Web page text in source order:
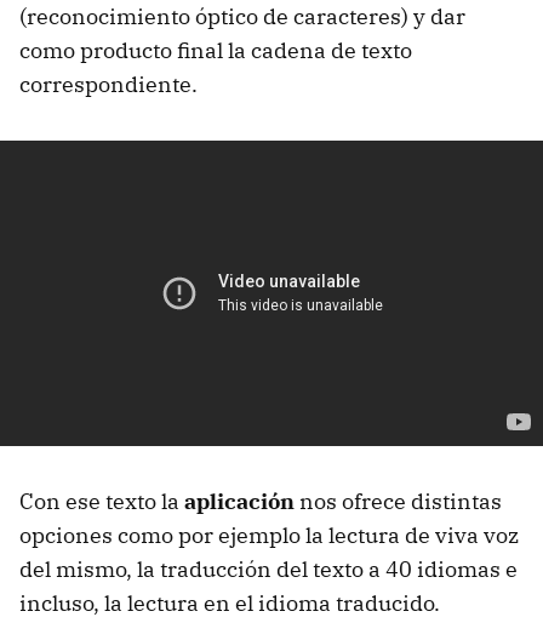
(reconocimiento óptico de caracteres) y dar
como producto final la cadena de texto
correspondiente.
Con ese texto la aplicación nos ofrece distintas
opciones como por ejemplo la lectura de viva voz
del mismo, la traducción del texto a 40 idiomas e
incluso, la lectura en el idioma traducido.